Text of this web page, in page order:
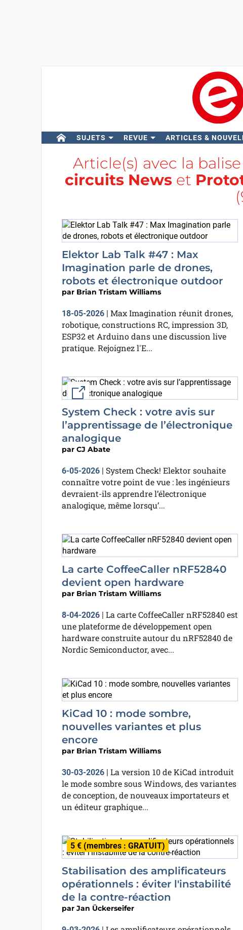
SUJETS REVUE ARTICLES &
Article(s) avec la balise
circuits News et
Elektor Lab Talk #47 : Max
Imagination parle de drones,
robots et électronique outdoor
par Brian Tristam Williams
18-05-2026| Max Imagination réunit drones,
robotique, constructions RC, impression 3D,
ESP32 et Arduino dans une discussion live
pratique. Rejoignez l'E...
External link
System Check : votre avis sur
l’apprentissage de l’électronique
analogique
par CJ Abate
6-05-2026| System Check! Elektor souhaite
connaître votre point de vue : les ingénieurs
devraient-ils apprendre l’électronique
analogique, même lorsqu’...
La carte CoffeeCaller nRF52840
devient open hardware
par Brian Tristam Williams
8-04-2026| La carte CoffeeCaller nRF52840 est
une plateforme de développement open
hardware construite autour du nRF52840 de
Nordic Semiconductor, avec...
KiCad 10 : mode sombre,
nouvelles variantes et plus
encore
par Brian Tristam Williams
30-03-2026| La version 10 de KiCad introduit
le mode sombre sous Windows, des variantes
de conception, de nouveaux importateurs et
un éditeur graphique...
5 € (membres : GRATUIT)
Stabilisation des amplificateurs
opérationnels : éviter l'instabilité
de la contre-réaction
par Jan Ückerseifer